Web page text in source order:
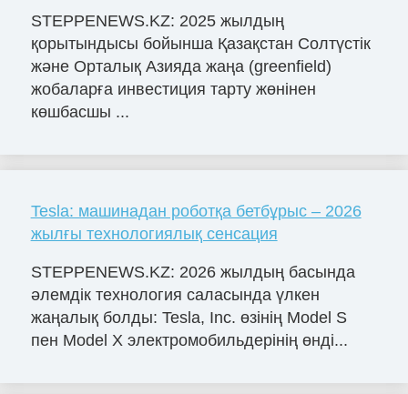
STEPPENEWS.KZ: 2025 жылдың
қорытындысы бойынша Қазақстан Солтүстік
және Орталық Азияда жаңа (greenfield)
жобаларға инвестиция тарту жөнінен
көшбасшы ...
Tesla: машинадан роботқа бетбұрыс – 2026
жылғы технологиялық сенсация
STEPPENEWS.KZ: 2026 жылдың басында
әлемдік технология саласында үлкен
жаңалық болды: Tesla, Inc. өзінің Model S
пен Model X электромобильдерінің өнді...